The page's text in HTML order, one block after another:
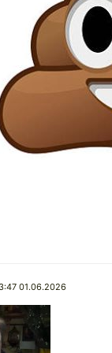
01.06.2026